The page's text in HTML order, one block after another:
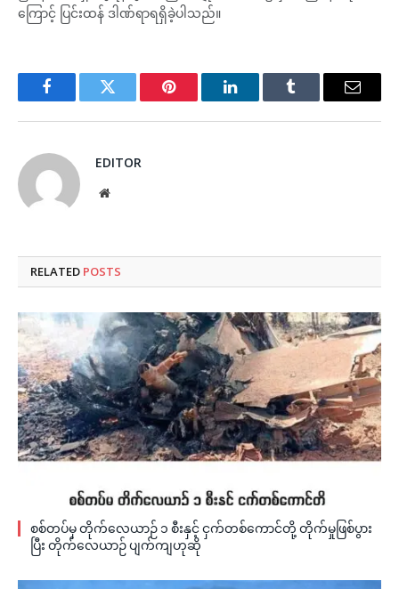
ကြောင့် ပြင်းထန် ဒါဏ်ရာရရှိခဲ့ပါသည်။
FacebookTwitter Pinterest LinkedInTumblr Email
EDITOR
Website
RELATED POSTS
စစ်တပ်မှ တိုက်လေယာဉ် ၁ စီးနှင့် ငှက်တစ်ကောင်တို့ တိုက်မှုဖြစ်ပွား
ပြီး တိုက်လေယာဉ် ပျက်ကျဟုဆို